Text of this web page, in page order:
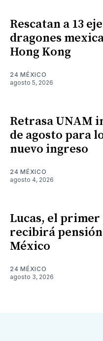
Rescatan a 13
dragones
Hong Kong
24 MÉXICO
agosto 5, 2026
Retrasa UNAM
de agosto para
nuevo ingreso
24 MÉXICO
agosto 4, 2026
Lucas, el
recibirá
México
24 MÉXICO
agosto 3, 2026